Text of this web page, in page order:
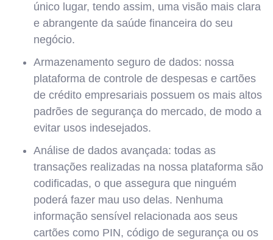
único lugar, tendo assim, uma visão mais clara
e abrangente da saúde financeira do seu
negócio.
Armazenamento seguro de dados: nossa
plataforma de controle de despesas e cartões
de crédito empresariais possuem os mais altos
padrões de segurança do mercado, de modo a
evitar usos indesejados.
Análise de dados avançada: todas as
transações realizadas na nossa plataforma são
codificadas, o que assegura que ninguém
poderá fazer mau uso delas. Nenhuma
informação sensível relacionada aos seus
cartões como PIN, código de segurança ou os